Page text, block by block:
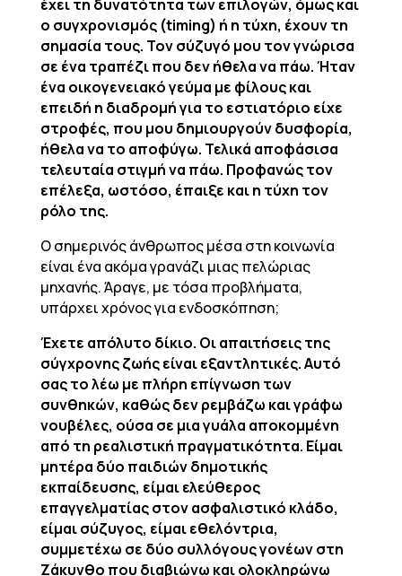
έχει τη δυνατότητα των επιλογών, όμως και
ο συγχρονισμός (timing) ή η τύχη, έχουν τη
σημασία τους. Τον σύζυγό μου τον γνώρισα
σε ένα τραπέζι που δεν ήθελα να πάω. Ήταν
ένα οικογενειακό γεύμα με φίλους και
επειδή η διαδρομή για το εστιατόριο είχε
στροφές, που μου δημιουργούν δυσφορία,
ήθελα να το αποφύγω. Τελικά αποφάσισα
τελευταία στιγμή να πάω. Προφανώς τον
επέλεξα, ωστόσο, έπαιξε και η τύχη τον
ρόλο της.
Ο σημερινός άνθρωπος μέσα στη κοινωνία
είναι ένα ακόμα γρανάζι μιας πελώριας
μηχανής. Άραγε, με τόσα προβλήματα,
υπάρχει χρόνος για ενδοσκόπηση;
Έχετε απόλυτο δίκιο. Οι απαιτήσεις της
σύγχρονης ζωής είναι εξαντλητικές. Αυτό
σας το λέω με πλήρη επίγνωση των
συνθηκών, καθώς δεν ρεμβάζω και γράφω
νουβέλες, ούσα σε μια γυάλα αποκομμένη
από τη ρεαλιστική πραγματικότητα. Είμαι
μητέρα δύο παιδιών δημοτικής
εκπαίδευσης, είμαι ελεύθερος
επαγγελματίας στον ασφαλιστικό κλάδο,
είμαι σύζυγος, είμαι εθελόντρια,
συμμετέχω σε δύο συλλόγους γονέων στη
Ζάκυνθο που διαβιώνω και ολοκληρώνω